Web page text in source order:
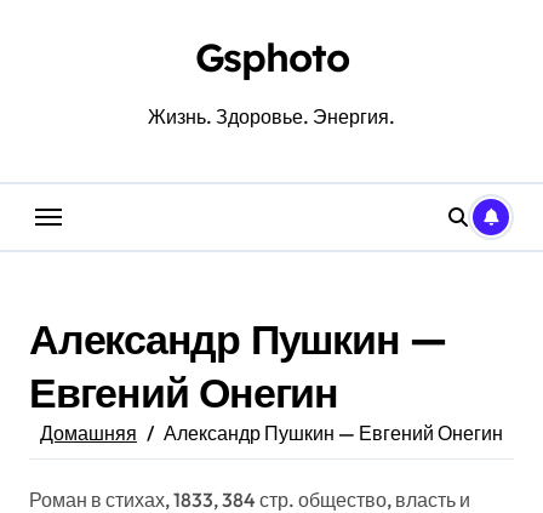
Gsphoto
Жизнь. Здоровье. Энергия.
Александр Пушкин —
Евгений Онегин
Домашняя Александр Пушкин — Евгений Онегин
Роман в стихах, 1833, 384 стр. общество, власть и